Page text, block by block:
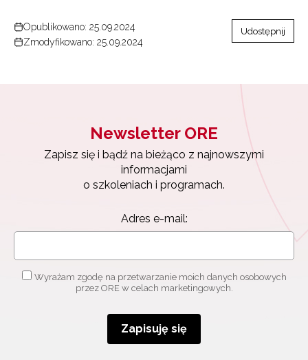
Opublikowano: 25.09.2024
Zmodyfikowano: 25.09.2024
Udostępnij
Newsletter ORE
Zapisz się i bądź na bieżąco z najnowszymi
informacjami
o szkoleniach i programach.
Adres e-mail:
Wyrażam zgodę na przetwarzanie moich danych osobowych
przez ORE w celach marketingowych.
Zapisuję się